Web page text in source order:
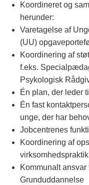
Koordineret og
herunder:
Varetagelse af
(UU)
Koordinering af
f.eks.
Psykologisk
Én plan, der leder
Én fast
unge, der har
Jobcentrenes
Koordinering af
Kommunalt
Grunduddannelse